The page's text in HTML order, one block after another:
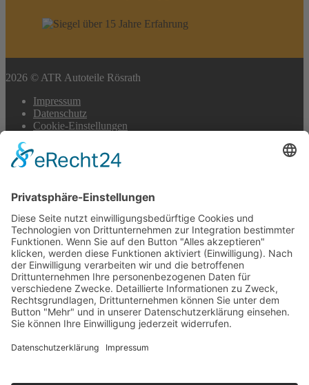
2026 © ATR Autoteile Rösrath
Impressum
Datenschutz
Cookie-Einstellungen
Scroll